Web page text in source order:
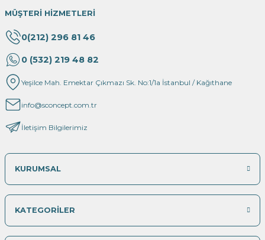
MÜŞTERİ HİZMETLERİ
0(212) 296 81 46
0 (532) 219 48 82
Yeşilce Mah. Emektar Çıkmazı Sk. No:1/1a İstanbul / Kağıthane
info@sconcept.com.tr
İletişim Bilgilerimiz
KURUMSAL
KATEGORİLER